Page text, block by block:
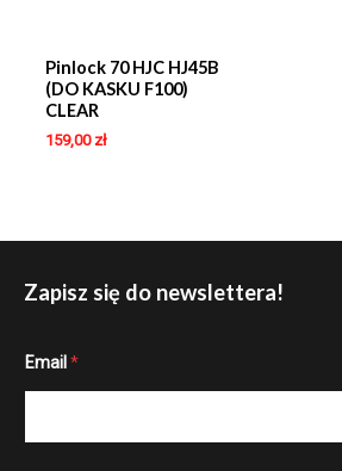
Pinlock 70 HJC HJ45B
(DO KASKU F100)
CLEAR
159,00 zł
Zapisz się do newslettera!
m
E
Email *